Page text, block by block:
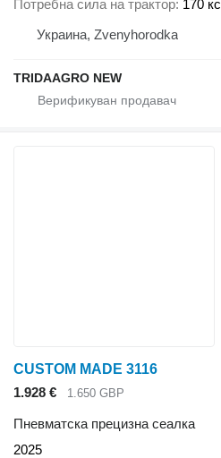
Потребна сила на трактор 170 кс
Украина, Zvenyhorodka
TRIDAAGRO NEW
CUSTOM MADE 3116
1.928 €
1.650 GBP
Пневматска прецизна сеалка
2025